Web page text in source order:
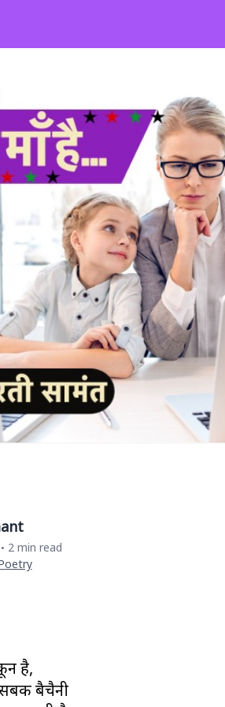
• 2 min read
है,
बैचैनी